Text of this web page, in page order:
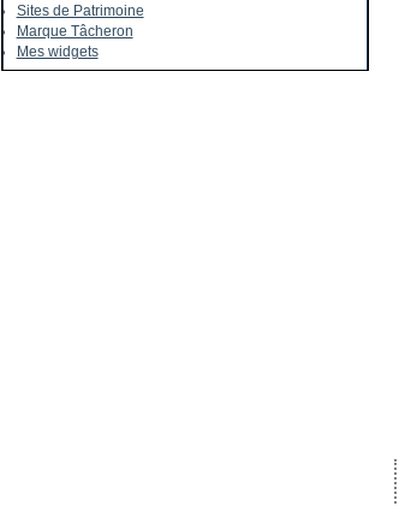
Sites de Patrimoine
Marque Tâcheron
Mes widgets